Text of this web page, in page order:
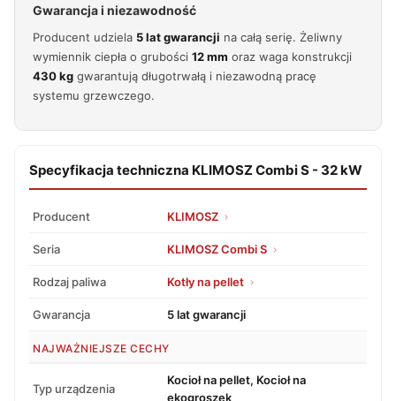
Gwarancja i niezawodność
Producent udziela 5 lat gwarancji na całą serię. Żeliwny
wymiennik ciepła o grubości 12 mm oraz waga konstrukcji
430 kg gwarantują długotrwałą i niezawodną pracę
systemu grzewczego.
Specyfikacja techniczna KLIMOSZ Combi S - 32 kW
Producent KLIMOSZ
Seria KLIMOSZ Combi S
Rodzaj paliwa Kotły na pellet
Gwarancja 5 lat gwarancji
NAJWAŻNIEJSZE CECHY
Typ urządzenia
Kocioł na pellet, Kocioł na
ekogroszek